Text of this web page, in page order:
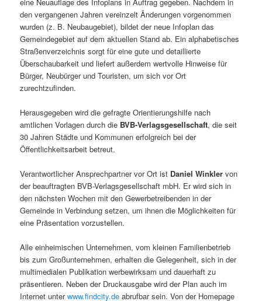
den vergangenen Jahren vereinzelt Änderungen vorgenommen
wurden (z. B. Neubaugebiet), bildet der neue Infoplan das
Gemeindegebiet auf dem aktuellen Stand ab. Ein alphabetisches
Straßenverzeichnis sorgt für eine gute und detaillierte
Überschaubarkeit und liefert außerdem wertvolle Hinweise für
Bürger, Neubürger und Touristen, um sich vor Ort
zurechtzufinden.
Herausgegeben wird die gefragte Orientierungshilfe nach
amtlichen Vorlagen durch die BVB-Verlagsgesellschaft, die seit
30 Jahren Städte und Kommunen erfolgreich bei der
Öffentlichkeitsarbeit betreut.
Verantwortlicher Ansprechpartner vor Ort ist Daniel Winkler von
der beauftragten BVB-Verlagsgesellschaft mbH. Er wird sich in
den nächsten Wochen mit den Gewerbetreibenden in der
Gemeinde in Verbindung setzen, um ihnen die Möglichkeiten für
eine Präsentation vorzustellen.
Alle einheimischen Unternehmen, vom kleinen Familienbetrieb
bis zum Großunternehmen, erhalten die Gelegenheit, sich in der
multimedialen Publikation werbewirksam und dauerhaft zu
präsentieren. Neben der Druckausgabe wird der Plan auch im
Internet unterwww.findcity.de abrufbar sein. Von der Homepage